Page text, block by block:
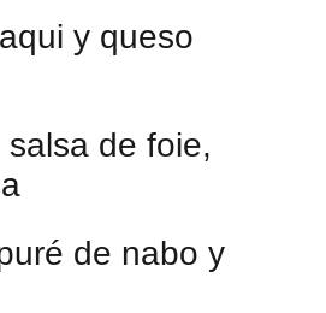
y queso
de foie,
de nabo y